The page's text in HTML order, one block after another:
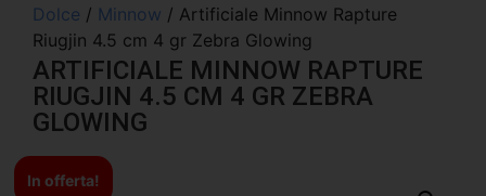
Dolce / Minnow / Artificiale Minnow Rapture
Riugjin 4.5 cm 4 gr Zebra Glowing
ARTIFICIALE MINNOW RAPTURE
RIUGJIN 4.5 CM 4 GR ZEBRA
GLOWING
In offerta!